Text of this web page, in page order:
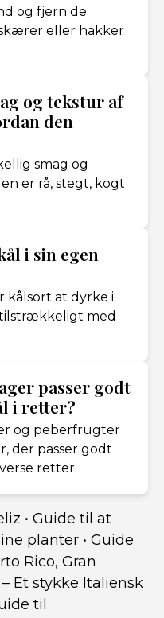
og fjern de
eller hakker
og tekstur af
den
smag og
er rå, stegt, kogt
i sin egen
kålsort at dyrke i
med
passer godt
i retter?
og peberfrugter
der passer godt
retter.
• Guide til at
planter • Guide
Rico, Gran
Et stykke Italiensk
til